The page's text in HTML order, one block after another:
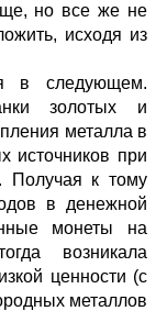
но все же не
исходя из
в следующем.
золотых и
металла в
источников при
Получая к тому
в денежной
монеты на
возникала
ценности (с
металлов